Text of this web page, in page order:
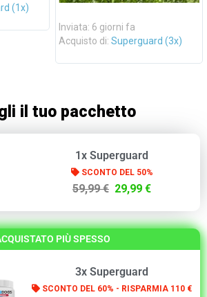
(1x)
Inviata: 6 giorni fa
Acquisto di: Superguard (3x)
il tuo pacchetto
1x Superguard
SCONTO DEL 50%
59,99 € 29,99 €
PIÙ SPESSO
3x Superguard
SCONTO DEL 60% - RISPARMIA 110 €